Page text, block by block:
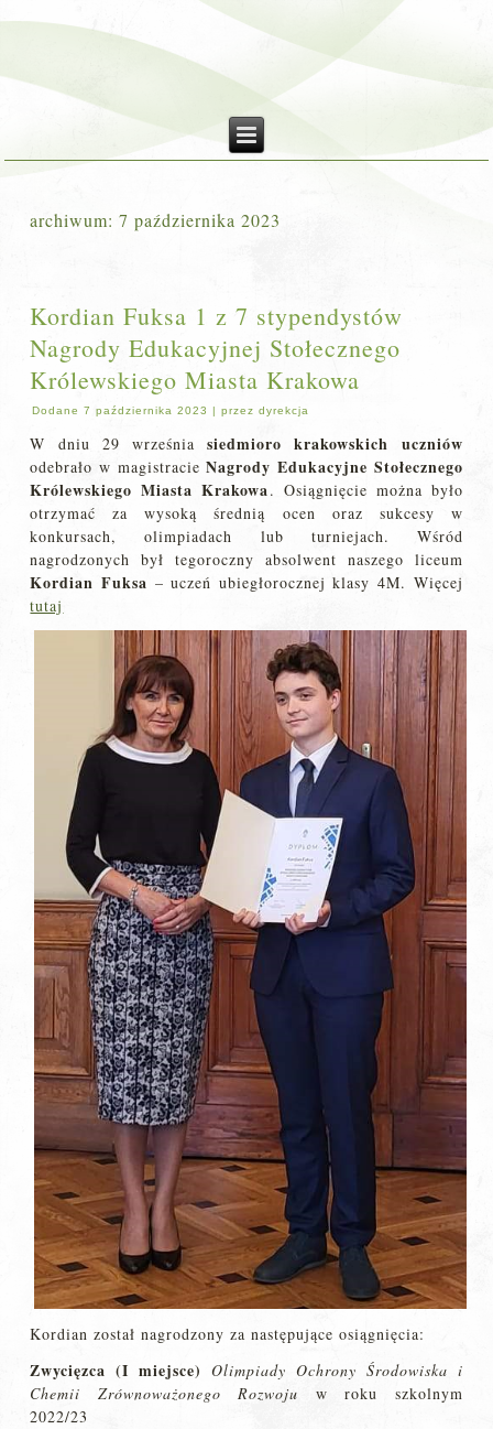
archiwum:7 października 2023
Kordian Fuksa 1 z 7 stypendystów
Nagrody Edukacyjnej Stołecznego
Królewskiego Miasta Krakowa
Dodane 7 października 2023 |przez dyrekcja
W dniu 29 wrześniasiedmioro krakowskich uczniów
odebrało w magistracieNagrody Edukacyjne Stołecznego
Królewskiego Miasta Krakowa. Osiągnięcie można było
otrzymać za wysoką średnią ocen oraz sukcesy w
konkursach, olimpiadach lub turniejach. Wśród
nagrodzonych był tegoroczny absolwent naszego liceum
Kordian Fuksa – uczeń ubiegłorocznej klasy 4M. Więcej
tutaj
Kordian został nagrodzony za następujące osiągnięcia:
Zwycięzca (I miejsce) Olimpiady Ochrony Środowiska i
Chemii Zrównoważonego Rozwoju w roku szkolnym
2022/23